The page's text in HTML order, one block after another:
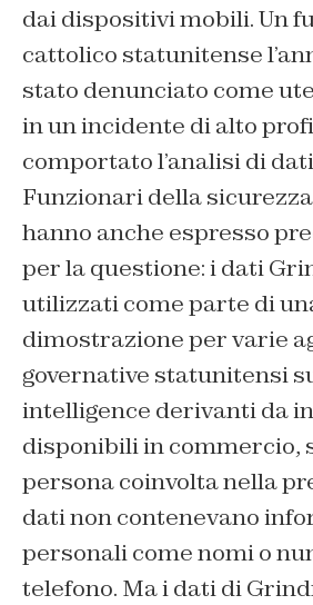
dai dispositivi mobili. Un
cattolico statunitense
stato denunciato come
in un incidente di alto
comportato l’analisi di
Funzionari della
hanno anche espresso
per la questione: i dati
utilizzati come parte di
dimostrazione per varie
governative statunitensi
intelligence derivanti da
disponibili in commercio,
persona coinvolta nella
dati non contenevano
personali come nomi o
telefono. Ma i dati di